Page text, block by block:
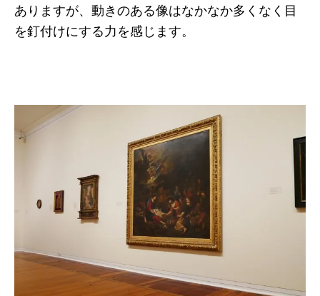
ありますが、動きのある像はなかなか多くなく目
を釘付けにする力を感じます。